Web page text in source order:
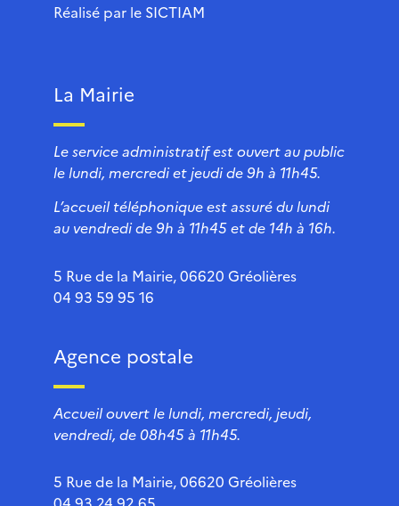
Réalisé par le SICTIAM
La Mairie
Le service administratif est ouvert au public
le lundi, mercredi et jeudi de 9h à 11h45.
L’accueil téléphonique est assuré du lundi
au vendredi de 9h à 11h45 et de 14h à 16h.
5 Rue de la Mairie, 06620 Gréolières
04 93 59 95 16
Agence postale
Accueil ouvert le lundi, mercredi, jeudi,
vendredi, de 08h45 à 11h45.
5 Rue de la Mairie, 06620 Gréolières